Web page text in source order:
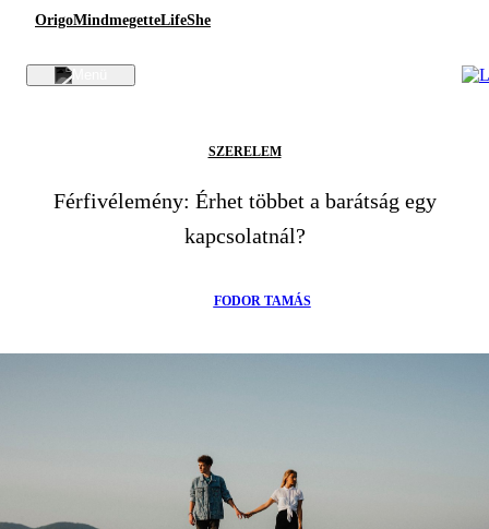
OrigoMindmegetteLifeShe
SZERELEM
Férfivélemény: Érhet többet a barátság egy
kapcsolatnál?
FODOR TAMÁS